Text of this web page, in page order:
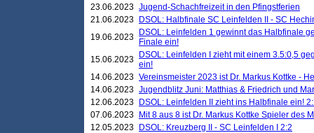
23.06.2023 Jugend-Schachfreizeit in den Pfingstferien
21.06.2023
DSOL: Halbfinale SC Leinfelden II - SC
19.06.2023
DSOL: Leinfelden 1 gewinnt das Halbfinale
Finale ein!
15.06.2023
DSOL: Leinfelden I zieht mit einem 3.5:0,5
ein!
14.06.2023 Vereinsmeister 2023 ist Dr. Markus Kottke -
14.06.2023 Jugendblitz Juni: Matthias & Friedrich und
12.06.2023
DSOL: Leinfelden II zieht ins Halbfinale ein!
07.06.2023
Mit 8 aus 8 ist Dr. Markus Kottke Spieler des
12.05.2023
DSOL: Kreuzberg II - SC Leinfelden I 2:2